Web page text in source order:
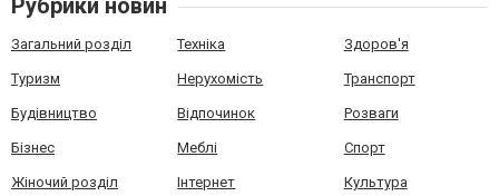
Рубрики новин
Загальний розділ Техніка Здоров'я
Туризм Нерухомість Транспорт
Будівництво Відпочинок Розваги
Бізнес Меблі Спорт
Жіночий розділ Інтернет Культура